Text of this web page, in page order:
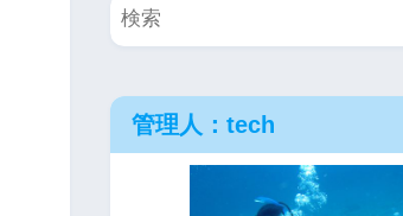
管理人：tech